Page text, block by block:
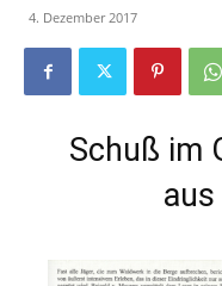
4. Dezember 2017
Schuß im